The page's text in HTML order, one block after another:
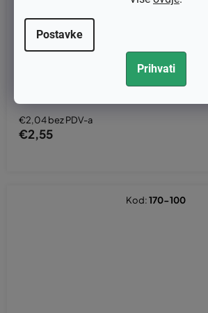
Postavke
Prihvati
Ručica startera za motorne pile
€2,04 bez PDV-a
€2,55
Kod:170-100